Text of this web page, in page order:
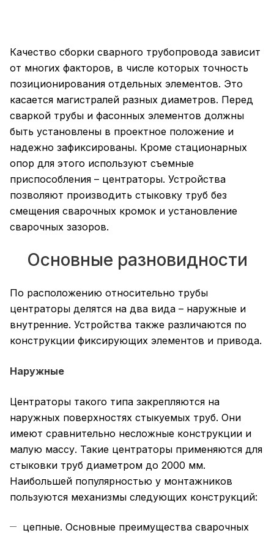
Качество сборки сварного трубопровода зависит
от многих факторов, в числе которых точность
позиционирования отдельных элементов. Это
касается магистралей разных диаметров. Перед
сваркой трубы и фасонных элементов должны
быть установлены в проектное положение и
надежно зафиксированы. Кроме стационарных
опор для этого используют съемные
приспособления – центраторы. Устройства
позволяют производить стыковку труб без
смещения сварочных кромок и установление
сварочных зазоров.
Основные разновидности
По расположению относительно трубы
центраторы делятся на два вида – наружные и
внутренние. Устройства также различаются по
конструкции фиксирующих элементов и привода.
Наружные
Центраторы такого типа закрепляются на
наружных поверхностях стыкуемых труб. Они
имеют сравнительно несложные конструкции и
малую массу. Такие центраторы применяются для
стыковки труб диаметром до 2000 мм.
Наибольшей популярностью у монтажников
пользуются механизмы следующих конструкций:
цепные. Основные преимущества сварочных